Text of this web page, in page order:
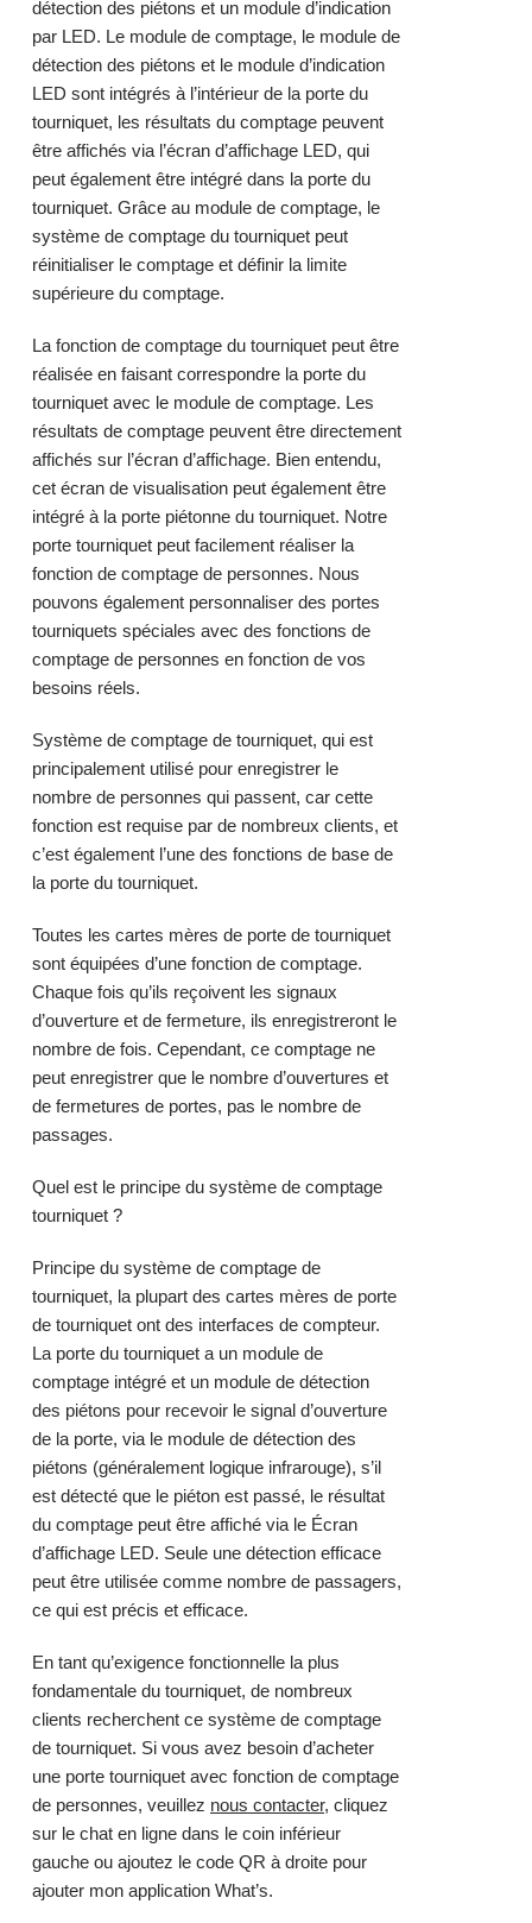
détection des piétons et un module d’indication
par LED. Le module de comptage, le module de
détection des piétons et le module d’indication
LED sont intégrés à l’intérieur de la porte du
tourniquet, les résultats du comptage peuvent
être affichés via l’écran d’affichage LED, qui
peut également être intégré dans la porte du
tourniquet. Grâce au module de comptage, le
système de comptage du tourniquet peut
réinitialiser le comptage et définir la limite
supérieure du comptage.
La fonction de comptage du tourniquet peut être
réalisée en faisant correspondre la porte du
tourniquet avec le module de comptage. Les
résultats de comptage peuvent être directement
affichés sur l’écran d’affichage. Bien entendu,
cet écran de visualisation peut également être
intégré à la porte piétonne du tourniquet. Notre
porte tourniquet peut facilement réaliser la
fonction de comptage de personnes. Nous
pouvons également personnaliser des portes
tourniquets spéciales avec des fonctions de
comptage de personnes en fonction de vos
besoins réels.
Système de comptage de tourniquet, qui est
principalement utilisé pour enregistrer le
nombre de personnes qui passent, car cette
fonction est requise par de nombreux clients, et
c’est également l’une des fonctions de base de
la porte du tourniquet.
Toutes les cartes mères de porte de tourniquet
sont équipées d’une fonction de comptage.
Chaque fois qu’ils reçoivent les signaux
d’ouverture et de fermeture, ils enregistreront le
nombre de fois. Cependant, ce comptage ne
peut enregistrer que le nombre d’ouvertures et
de fermetures de portes, pas le nombre de
passages.
Quel est le principe du système de comptage
tourniquet ?
Principe du système de comptage de
tourniquet, la plupart des cartes mères de porte
de tourniquet ont des interfaces de compteur.
La porte du tourniquet a un module de
comptage intégré et un module de détection
des piétons pour recevoir le signal d’ouverture
de la porte, via le module de détection des
piétons (généralement logique infrarouge), s’il
est détecté que le piéton est passé, le résultat
du comptage peut être affiché via le Écran
d’affichage LED. Seule une détection efficace
peut être utilisée comme nombre de passagers,
ce qui est précis et efficace.
En tant qu’exigence fonctionnelle la plus
fondamentale du tourniquet, de nombreux
clients recherchent ce système de comptage
de tourniquet. Si vous avez besoin d’acheter
une porte tourniquet avec fonction de comptage
de personnes, veuillez nous contacter, cliquez
sur le chat en ligne dans le coin inférieur
gauche ou ajoutez le code QR à droite pour
ajouter mon application What’s.